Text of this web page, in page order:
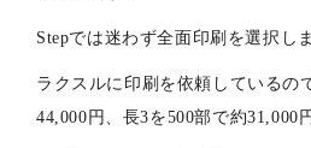
Stepでは迷わず全面印刷を選択し
ラクスルに印刷を依頼しているの
44,000円、長3を500部で約31,000